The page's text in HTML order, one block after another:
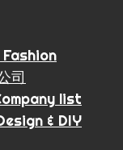
Fashion
司
list
& DIY